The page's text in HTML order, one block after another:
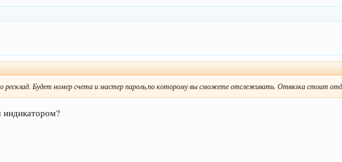
ресклад. Будет номер счета и мастер пароль,по которому вы сможете отслеживать. Отвязка стоит